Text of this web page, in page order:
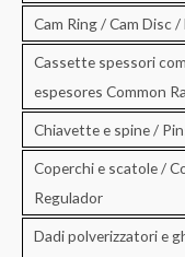
Cam Ring / Cam Disc
Cassette spessori
espesores Common
Chiavette e spine /
Coperchi e scatole /
Regulador
Dadi polverizzatori e